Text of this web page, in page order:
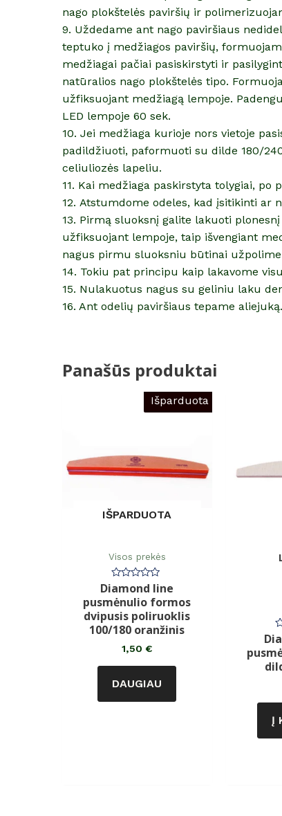
nago plokštelės paviršių ir
9. Uždedame ant nago paviršiaus
teptuko į medžiagos paviršių,
medžiagai pačiai pasiskirstyti ir
natūralios nago plokštelės tipo.
užfiksuojant medžiagą lempoje.
LED lempoje 60 sek.
10. Jei medžiaga kurioje nors vietoje
padildžiuoti, paformuoti su dilde 180/
celiuliozės lapeliu.
11. Kai medžiaga paskirstyta tolygiai,
12. Atstumdome odeles, kad įsitikinti ar
13. Pirmą sluoksnį galite lakuoti
užfiksuojant lempoje, taip išvengiant
nagus pirmu sluoksniu būtinai
14. Tokiu pat principu kaip lakavome
15. Nulakuotus nagus su geliniu laku
16. Ant odelių paviršiaus tepame aliejuką.
Panašūs produktai
Išparduota
IŠPARDUOTA
Visos prekės
Įvertinimas:
0
iš
5
Diamond line
pusmėnulio formos
dvipusis poliruoklis
100/180 oranžinis
1,50 €
DAUGIAU
0
iš
5
Į